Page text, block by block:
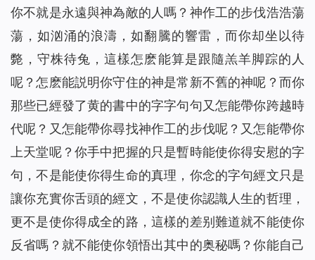
你不就是永遠與神為敵的人嗎？神作工的步伐浩浩蕩
蕩，如汹涌的浪濤，如翻騰的響雷，而你却坐以待
斃，守株待兔，這樣怎麽能算是跟隨羔羊脚踪的人
呢？怎麽能説明你守住的神是常新不舊的神呢？而你
那些已經發了黄的書中的字字句句又怎能帶你跨越時
代呢？又怎能帶你尋找神作工的步伐呢？又怎能帶你
上天堂呢？你手中把握的只是暫時能使你得安慰的字
句，不是能使你得生命的真理，你念的字句經文只是
讓你充實你舌頭的經文，不是使你認識人生的哲理，
更不是使你得成全的路，這樣的差别難道就不能使你
反省嗎？就不能使你領悟出其中的奥秘嗎？你能自己